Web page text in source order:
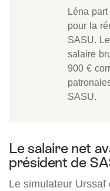
Léna
pour la
SASU.
salaire
900 €
SASU.
Le salaire net
président de
Le simulateur